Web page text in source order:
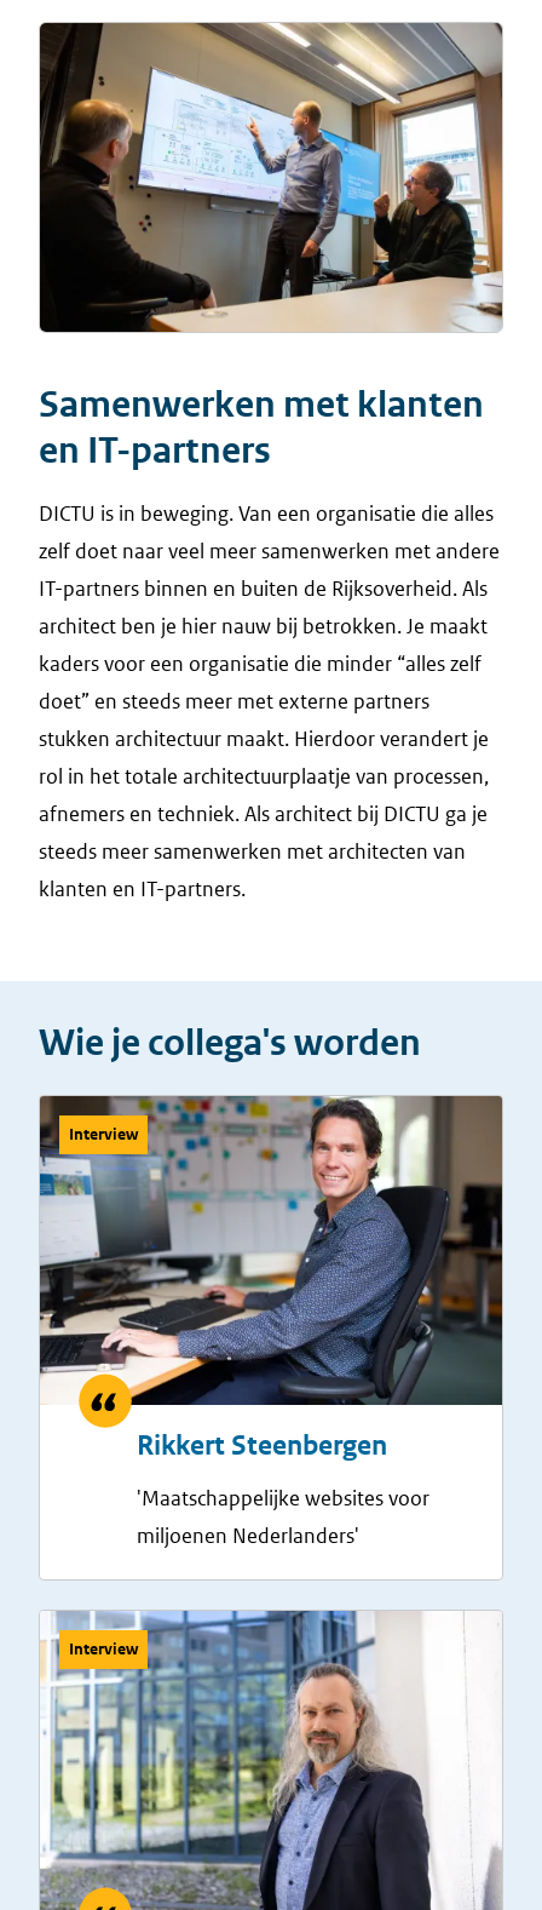
Samenwerken met klanten
en IT-partners
DICTU is in beweging. Van een organisatie die alles
zelf doet naar veel meer samenwerken met andere
IT-partners binnen en buiten de Rijksoverheid. Als
architect ben je hier nauw bij betrokken. Je maakt
kaders voor een organisatie die minder “alles zelf
doet” en steeds meer met externe partners
stukken architectuur maakt. Hierdoor verandert je
rol in het totale architectuurplaatje van processen,
afnemers en techniek. Als architect bij DICTU ga je
steeds meer samenwerken met architecten van
klanten en IT-partners.
Wie je collega's worden
Interview
Rikkert Steenbergen
'Maatschappelijke websites voor
miljoenen Nederlanders'
Interview